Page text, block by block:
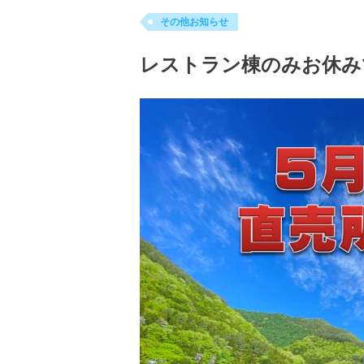
その他お知らせ
レストラン棟のみお休